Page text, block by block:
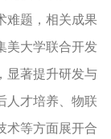
难题，相关成果
美大学联合开发
显著提升研发与
人才培养、物联
术等方面展开合